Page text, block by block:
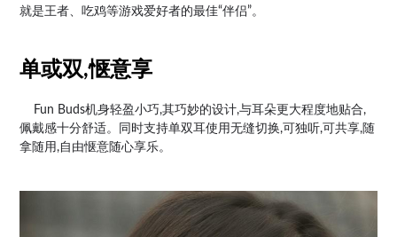
就是王者、吃鸡等游戏爱好者的最佳“伴侣”。
单或双,惬意享
Fun Buds机身轻盈小巧,其巧妙的设计,与耳朵更大程度地贴合,
佩戴感十分舒适。同时支持单双耳使用无缝切换,可独听,可共享,随
拿随用,自由惬意随心享乐。